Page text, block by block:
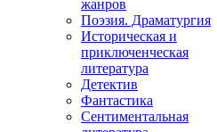
жанров
Поэзия. Драматургия
Историческая и
приключенческая
литература
Детектив
Фантастика
Сентиментальная